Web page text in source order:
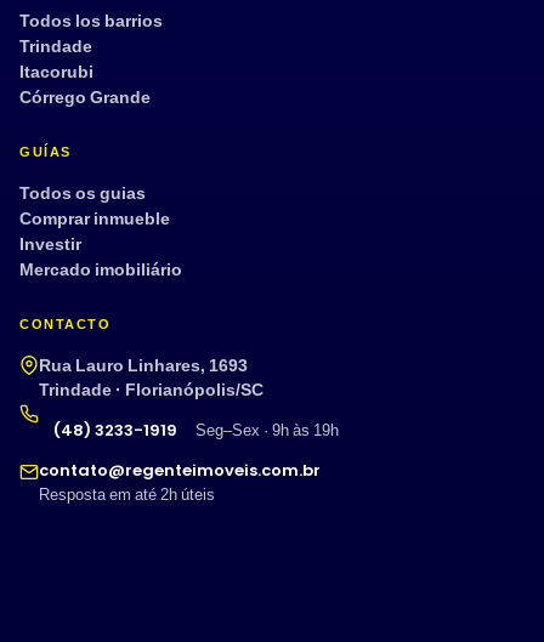
Todos los barrios
Trindade
Itacorubi
Córrego Grande
GUÍAS
Todos os guias
Comprar inmueble
Investir
Mercado imobiliário
CONTACTO
Rua Lauro Linhares, 1693
Trindade · Florianópolis/SC
(48) 3233-1919
Seg–Sex · 9h às 19h
contato@regenteimoveis.com.br
Resposta em até 2h úteis